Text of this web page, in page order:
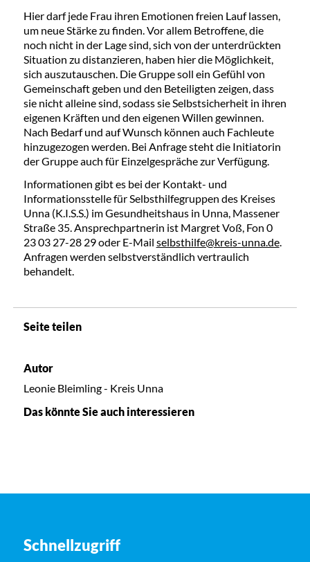
Hier darf jede Frau ihren Emotionen freien Lauf lassen,
um neue Stärke zu finden. Vor allem Betroffene, die
noch nicht in der Lage sind, sich von der unterdrückten
Situation zu distanzieren, haben hier die Möglichkeit,
sich auszutauschen. Die Gruppe soll ein Gefühl von
Gemeinschaft geben und den Beteiligten zeigen, dass
sie nicht alleine sind, sodass sie Selbstsicherheit in ihren
eigenen Kräften und den eigenen Willen gewinnen.
Nach Bedarf und auf Wunsch können auch Fachleute
hinzugezogen werden. Bei Anfrage steht die Initiatorin
der Gruppe auch für Einzelgespräche zur Verfügung.
Informationen gibt es bei der Kontakt- und
Informationsstelle für Selbsthilfegruppen des Kreises
Unna (K.I.S.S.) im Gesundheitshaus in Unna, Massener
Straße 35. Ansprechpartnerin ist Margret Voß, Fon 0
23 03 27-28 29 oder E-Mail selbsthilfe@kreis-unna.de.
Anfragen werden selbstverständlich vertraulich
behandelt.
Seite teilen
Autor
Leonie Bleimling - Kreis Unna
Das könnte Sie auch interessieren
Schnellzugriff